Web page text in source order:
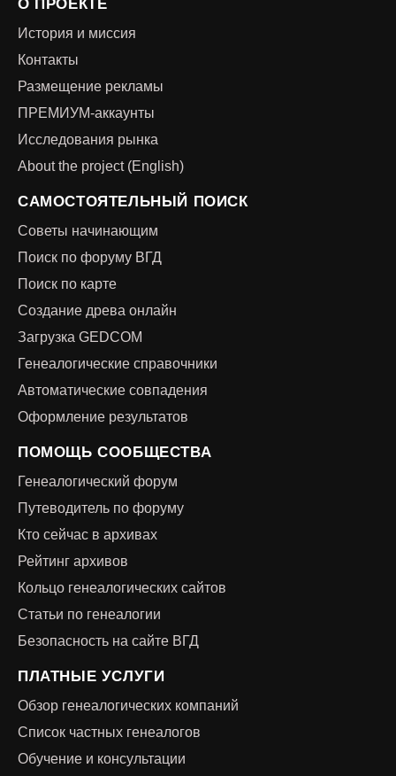
О ПРОЕКТЕ
История и миссия
Контакты
Размещение рекламы
ПРЕМИУМ-аккаунты
Исследования рынка
About the project (English)
САМОСТОЯТЕЛЬНЫЙ ПОИСК
Советы начинающим
Поиск по форуму ВГД
Поиск по карте
Создание древа онлайн
Загрузка GEDCOM
Генеалогические справочники
Автоматические совпадения
Оформление результатов
ПОМОЩЬ СООБЩЕСТВА
Генеалогический форум
Путеводитель по форуму
Кто сейчас в архивах
Рейтинг архивов
Кольцо генеалогических сайтов
Статьи по генеалогии
Безопасность на сайте ВГД
ПЛАТНЫЕ УСЛУГИ
Обзор генеалогических компаний
Список частных генеалогов
Обучение и консультации